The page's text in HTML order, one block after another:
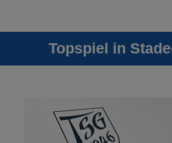
Topspiel in